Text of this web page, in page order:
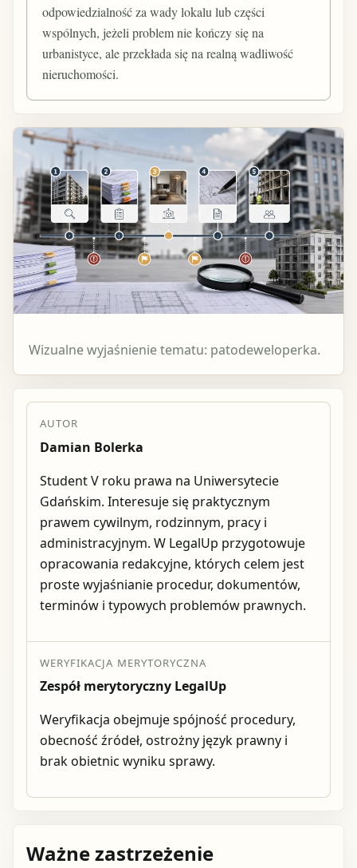
odpowiedzialność za wady lokalu lub części
wspólnych, jeżeli problem nie kończy się na
urbanistyce, ale przekłada się na realną wadliwość
nieruchomości.
Wizualne wyjaśnienie tematu: patodeweloperka.
AUTOR
Damian Bolerka
Student V roku prawa na Uniwersytecie
Gdańskim. Interesuje się praktycznym
prawem cywilnym, rodzinnym, pracy i
administracyjnym. W LegalUp przygotowuje
opracowania redakcyjne, których celem jest
proste wyjaśnianie procedur, dokumentów,
terminów i typowych problemów prawnych.
WERYFIKACJA MERYTORYCZNA
Zespół merytoryczny LegalUp
Weryfikacja obejmuje spójność procedury,
obecność źródeł, ostrożny język prawny i
brak obietnic wyniku sprawy.
Ważne zastrzeżenie